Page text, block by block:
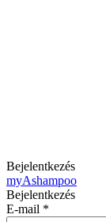
Bejelentkezés
myAshampoo
Bejelentkezés
E-mail *